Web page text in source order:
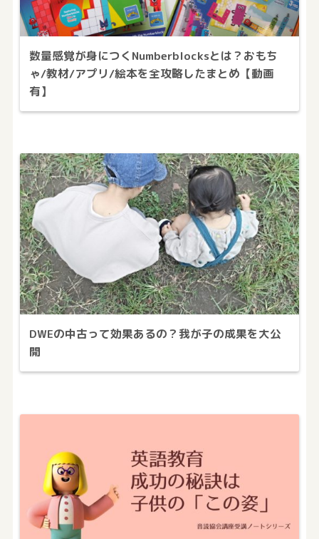
数量感覚が身につくNumberblocksとは？おもち
ゃ/教材/アプリ/絵本を全攻略したまとめ【動画
有】
DWEの中古って効果あるの？我が子の成果を大公
開